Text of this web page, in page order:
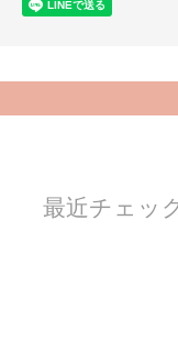
最近チェッ